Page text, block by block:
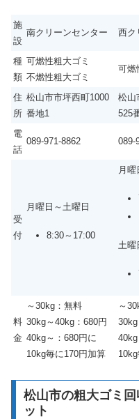
施
設
南クリーンセンター 西ク
種
類
可燃性粗大ゴミ
不燃性粗大ゴミ
可燃
住
所
松山市市坪西町1000
番地1
松山
525
電
話
089-971-8862 089-
受
付
月曜日～土曜日
8:30～17:00
月曜
土曜
料
金
～30kg：無料
30kg～40kg：680円
40kg～：680円に
10kg毎に170円加算
～
松山市の粗大ゴミ
ット